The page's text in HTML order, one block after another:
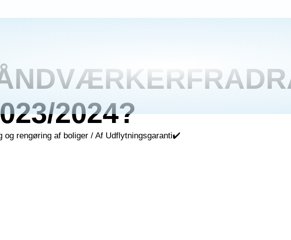
2024?
og rengøring af boliger / Af Udflytningsgaranti✔️